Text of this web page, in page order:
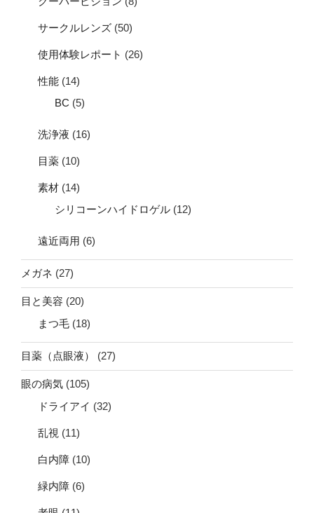
サークルレンズ (50)
使用体験レポート (26)
性能 (14)
BC (5)
洗浄液 (16)
目薬 (10)
素材 (14)
シリコーンハイドロゲル (12)
遠近両用 (6)
メガネ (27)
目と美容 (20)
まつ毛 (18)
目薬（点眼液） (27)
眼の病気 (105)
ドライアイ (32)
乱視 (11)
白内障 (10)
緑内障 (6)